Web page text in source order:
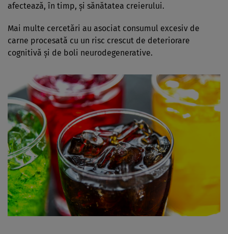
afectează, în timp, și sănătatea creierului.
Mai multe cercetări au asociat consumul excesiv de
carne procesată cu un risc crescut de deteriorare
cognitivă și de boli neurodegenerative.